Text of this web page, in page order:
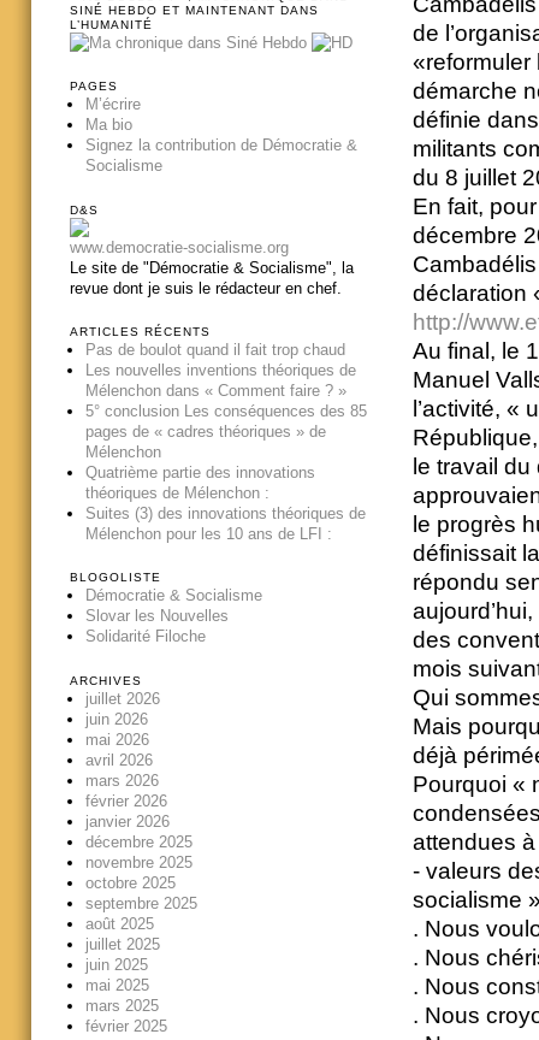
de
«reformuler
démarche
définie
militants
du 8 juillet
En fait,
décembre
déclaration
http://
Au final, le
Manuel
l’activité, «
le travail
le progrès
définissait
répondu
des
mois
Qui
Mais
déjà
Pourquoi «
attendues
- valeurs
socialisme
. Nous
. Nous
. Nous
. Nous
SINÉ HEBDO ET MAINTENANT DANS
L’HUMANITÉ
PAGES
M’écrire
Ma bio
Signez la contribution de Démocratie &
Socialisme
D&S
www.democratie-socialisme.org
Le site de "Démocratie & Socialisme", la
revue dont je suis le rédacteur en chef.
ARTICLES RÉCENTS
Pas de boulot quand il fait trop chaud
Les nouvelles inventions théoriques de
Mélenchon dans « Comment faire ? »
5° conclusion Les conséquences des 85
pages de « cadres théoriques » de
Mélenchon
Quatrième partie des innovations
théoriques de Mélenchon :
Suites (3) des innovations théoriques de
Mélenchon pour les 10 ans de LFI :
BLOGOLISTE
Démocratie & Socialisme
Slovar les Nouvelles
Solidarité Filoche
ARCHIVES
juillet 2026
juin 2026
mai 2026
avril 2026
mars 2026
février 2026
janvier 2026
décembre 2025
novembre 2025
octobre 2025
septembre 2025
août 2025
juillet 2025
juin 2025
mai 2025
mars 2025
février 2025